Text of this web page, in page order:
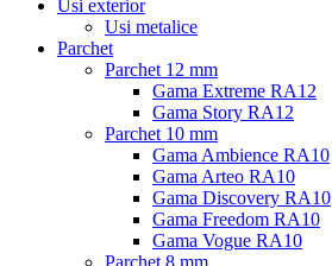
Usi exterior
Usi metalice
Parchet
Parchet 12 mm
Gama Extreme RA12
Gama Story RA12
Parchet 10 mm
Gama Ambience RA10
Gama Arteo RA10
Gama Discovery RA10
Gama Freedom RA10
Gama Vogue RA10
Parchet 8 mm